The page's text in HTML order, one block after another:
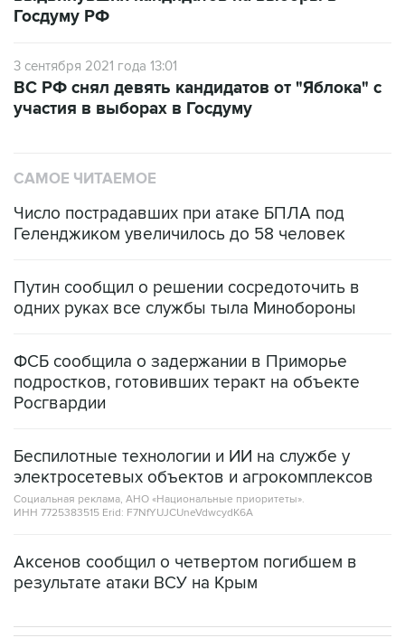
3 сентября 2021 года 13:01
участия в выборах в Госдуму
Число пострадавших при атаке БПЛА под
Путин сообщил о решении сосредоточить в
ФСБ сообщила о задержании в Приморье
Росгвардии
Беспилотные технологии и ИИ на службе у
Социальная реклама, АНО «Национальные приоритеты».
ИНН 7725383515 Erid: F7NfYUJCUneVdwcydK6A
Аксенов сообщил о четвертом погибшем в